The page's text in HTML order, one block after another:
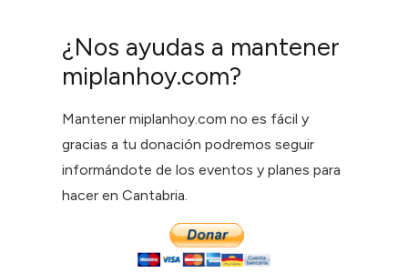
¿Nos ayudas a mantener
miplanhoy.com?
Mantener miplanhoy.com no es fácil y
gracias a tu donación podremos seguir
informándote de los eventos y planes para
hacer en Cantabria.